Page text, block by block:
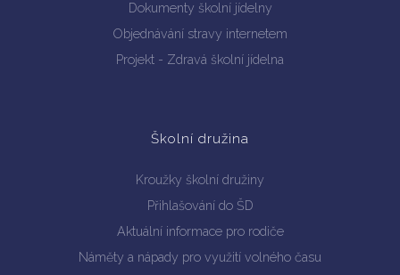
Dokumenty školní jídelny
Objednávání stravy internetem
Projekt - Zdravá školní jídelna
Školní družina
Kroužky školní družiny
Přihlašování do ŠD
Aktuální informace pro rodiče
Náměty a nápady pro využití volného času